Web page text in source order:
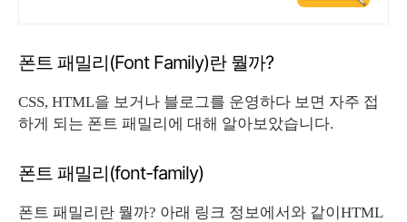
폰트 패밀리(Font Family)란 뭘까?
CSS, HTML을 보거나 블로그를 운영하다 보면 자주 접
하게 되는 폰트 패밀리에 대해 알아보았습니다.
폰트 패밀리(font-family)
폰트 패밀리란 뭘까? 아래 링크 정보에서와 같이HTML